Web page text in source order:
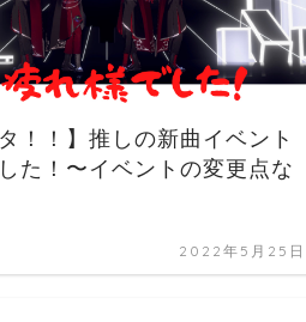
！！】推しの新曲イベント
た！〜イベントの変更点な
2022年5月25日